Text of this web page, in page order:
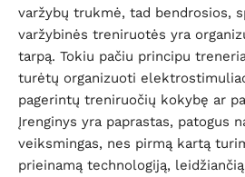
varžybų trukmė, tad bendrosios,
varžybinės treniruotės yra
tarpą. Tokiu pačiu principu
turėtų organizuoti
pagerintų treniruočių kokybę ar
Įrenginys yra paprastas, patogus
veiksmingas, nes pirmą kartą
prieinamą technologiją,